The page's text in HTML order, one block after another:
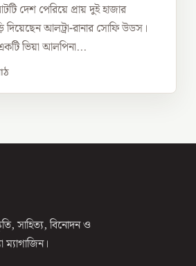
দেশ পেরিয়ে প্রায় দুই হাজার
দিয়েছেন আলট্রা-রানার সোফি উডস।
ভিয়া আলপিনা...
সাহিত্য, বিনোদন ও